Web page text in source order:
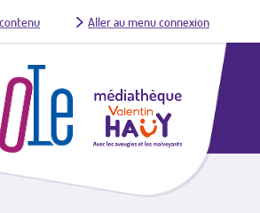
Aller au menu connexion